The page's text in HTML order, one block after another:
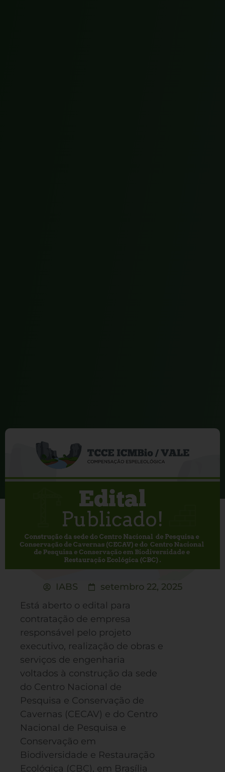
IABS
setembro 22, 2025
Está aberto o edital para
contratação de empresa
responsável pelo projeto
executivo, realização de obras e
serviços de engenharia
voltados à construção da sede
do Centro Nacional de
Pesquisa e Conservação de
Cavernas (CECAV) e do Centro
Nacional de Pesquisa e
Conservação em
Biodiversidade e Restauração
Ecológica (CBC), em Brasília